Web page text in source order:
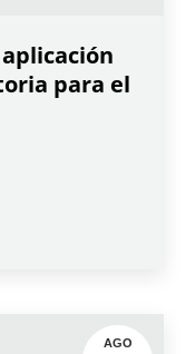
para el
AGO